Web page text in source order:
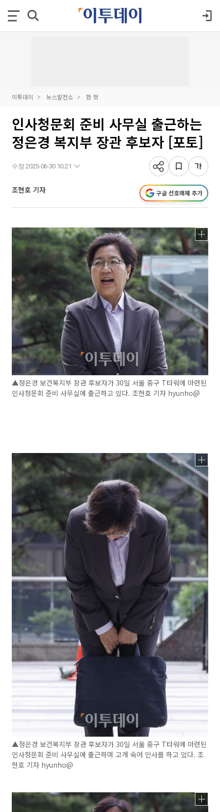
이투데이 뉴스발전소 한 컷
인사청문회 준비 사무실 출근하는
정은경 복지부 장관 후보자 [포토]
수정 2025-06-30 10:21
조현호 기자 구글 선호매체 추가
▲정은경 보건복지부 장관 후보자가 30일 서울 중구 T타워에 마련된
인사청문회 준비 사무실에 출근하고 있다. 조현호 기자 hyunho@
▲정은경 보건복지부 장관 후보자가 30일 서울 중구 T타워에 마련된
인사청문회 준비 사무실에 출근하며 고개 숙여 인사를 하고 있다. 조
현호 기자 hyunho@